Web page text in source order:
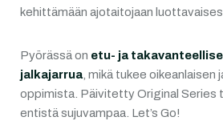
kehittämään ajotaitojaan
Pyörässä on etu- ja
jalkajarrua , mikä tukee oikeanlaisen
oppimista. Päivitetty Original Series
entistä sujuvampaa. Let’s Go!